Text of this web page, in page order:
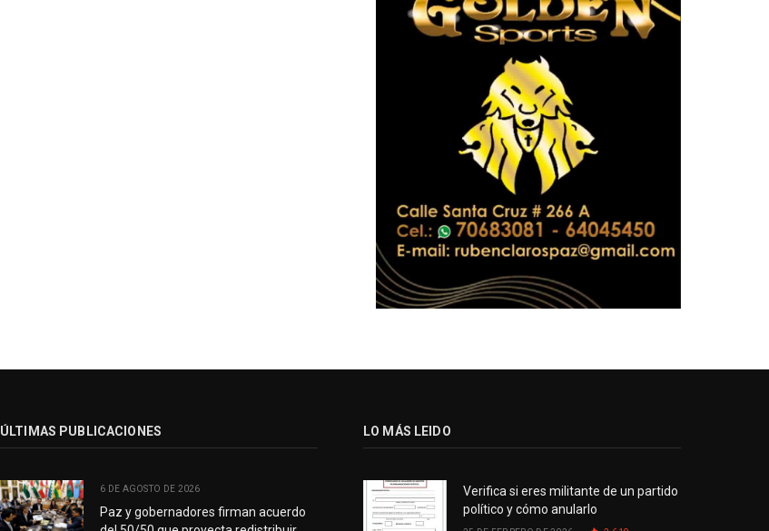
ÚLTIMAS PUBLICACIONES
6 DE AGOSTO DE 2026
Paz y gobernadores firman acuerdo
LO MÁS LEIDO
Verifica si eres militante de un partido
político y cómo anularlo